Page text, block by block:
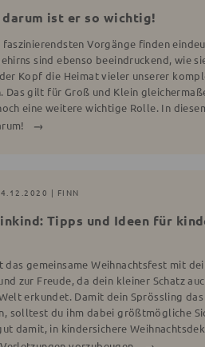
ist er so wichtig!
Vorgänge finden
sind ebenso beeindruckend, wie
Kopf die Heimat vieler unserer
Das gilt für Groß und Klein
eine weitere wichtige Rolle. In
| FINN
Tipps und Ideen für
das gemeinsame Weihnachtsfest mit
zur Freude, da dein kleiner Schatz
erkundet. Damit dein Sprössling
solltest du ihm dabei größtmögliche
damit, in kindersichere